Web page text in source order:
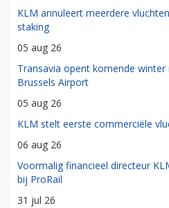
KLM annuleert meerdere
staking
05 aug 26
Transavia opent komende
Brussels Airport
05 aug 26
KLM stelt eerste commerciële
06 aug 26
Voormalig financieel directeur
bij ProRail
31 jul 26